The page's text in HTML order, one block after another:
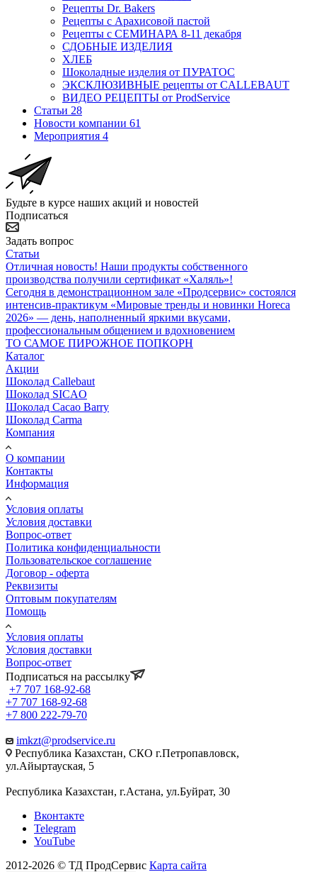
Рецепты Dr. Bakers
Рецепты с Арахисовой пастой
Рецепты с СЕМИНАРА 8-11 декабря
СДОБНЫЕ ИЗДЕЛИЯ
ХЛЕБ
Шоколадные изделия от ПУРАТОС
ЭКСКЛЮЗИВНЫЕ рецепты от CALLEBAUT
ВИДЕО РЕЦЕПТЫ от ProdService
Статьи 28
Новости компании 61
Мероприятия 4
Будьте в курсе наших акций и новостей
Подписаться
Задать вопрос
Статьи
Отличная новость! Наши продукты собственного
производства получили сертификат «Халяль»!
Сегодня в демонстрационном зале «Продсервис» состоялся
интенсив-практикум «Мировые тренды и новинки Horeca
2026» — день, наполненный яркими вкусами,
профессиональным общением и вдохновением
ТО САМОЕ ПИРОЖНОЕ ПОПКОРН
Каталог
Акции
Шоколад Callebaut
Шоколад SICAO
Шоколад Cacao Barry
Шоколад Carma
Компания
О компании
Контакты
Информация
Условия оплаты
Условия доставки
Вопрос-ответ
Политика конфиденциальности
Пользовательское соглашение
Договор - оферта
Реквизиты
Оптовым покупателям
Помощь
Условия оплаты
Условия доставки
Вопрос-ответ
Подписаться на рассылку
+7 707 168-92-68
+7 707 168-92-68
+7 800 222-79-70
imkzt@prodservice.ru
Республика Казахстан, СКО г.Петропавловск,
ул.Айыртауская, 5
Республика Казахстан, г.Астана, ул.Буйрат, 30
Вконтакте
Telegram
YouTube
2012-2026 © ТД ПродСервис Карта сайта